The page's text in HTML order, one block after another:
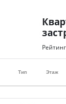
Тип Этаж